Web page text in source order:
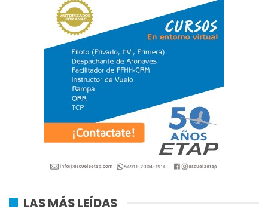
LAS MÁS LEÍDAS